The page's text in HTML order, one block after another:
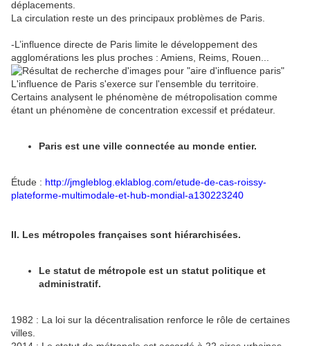
déplacements.
La circulation reste un des principaux problèmes de Paris.
-L’influence directe de Paris limite le développement des
agglomérations les plus proches : Amiens, Reims, Rouen...
L'influence de Paris s'exerce sur l'ensemble du territoire.
Certains analysent le phénomène de métropolisation comme
étant un phénomène de concentration excessif et prédateur.
Paris est une ville connectée au monde entier.
Étude : http://jmgleblog.eklablog.com/etude-de-cas-roissy-
plateforme-multimodale-et-hub-mondial-a130223240
II. Les métropoles françaises sont hiérarchisées.
Le statut de métropole est un statut politique et
administratif.
1982 : La loi sur la décentralisation renforce le rôle de certaines
villes.